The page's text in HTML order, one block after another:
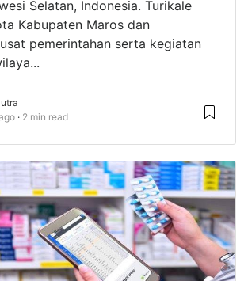
Selatan, Indonesia. Turikale
Kabupaten Maros dan
pemerintahan serta kegiatan
2 min read